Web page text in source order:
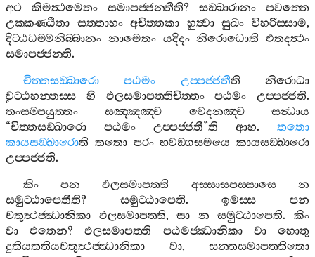
අථ
කිමත්‍ථමෙතං සමාපජ‍්ජන‍්තීති? සඞ‍්ඛාරානං
පවත‍්තෙ
උක‍්කණ‍්ඨිතා සත‍්තාහං අචිත‍්තකා හුත්‍වා සුඛං විහරිස‍්සාම,
දිට‍්ඨධම‍්මනිබ‍්බානං නාමෙතං යදිදං නිරොධොති එතදත්‍ථං
සමාපජ‍්ජන‍්ති.
චිත‍්තසඞ‍්ඛාරො
පඨමං උප‍්පජ‍්ජතීති
නිරොධා
වුට‍්ඨහන‍්තස‍්ස
හි ඵලසමාපත‍්තිචිත‍්තං පඨමං උප‍්පජ‍්ජති.
තංසම‍්පයුත‍්තං
සඤ‍්ඤඤ‍්ච වෙදනඤ‍්ච
සන්‍ධාය
“චිත‍්තසඞ‍්ඛාරො පඨමං උප‍්පජ‍්ජතී”ති ආහ. තතො
කායසඞ‍්ඛාරොති තතො පරං භවඞ‍්ගසමයෙ කායසඞ‍්ඛාරො
උප‍්පජ‍්ජති.
කිං
පන ඵලසමාපත‍්ති අස‍්සාසපස‍්සාසෙ
න
සමුට‍්ඨාපෙතීති? සමුට‍්ඨාපෙති.ඉමස‍්ස
පන
චතුත්‍ථජ‍්ඣානිකා
ඵලසමාපත‍්ති,සා න සමුට‍්ඨාපෙති.කිං
වා
එතෙන?ඵලසමාපත‍්ති පඨමජ‍්ඣානිකා වා
හොතු
දුතියතතියචතුත්‍ථජ‍්ඣානිකා
වා, සන‍්තසමාපත‍්තිතො